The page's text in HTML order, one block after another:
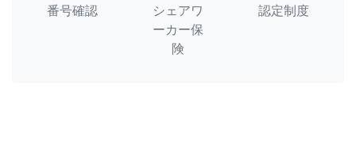
番号確認
シェアワ
ーカー保
険
認定制度